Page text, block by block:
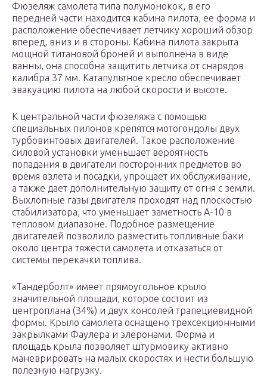
Фюзеляж самолета типа полумонокок, в его
передней части находится кабина пилота, ее форма и
расположение обеспечивает летчику хороший обзор
вперед, вниз и в стороны. Кабина пилота закрыта
мощной титановой броней и выполнена в виде
ванны, она способна защитить летчика от снарядов
калибра 37 мм. Катапультное кресло обеспечивает
эвакуацию пилота на любой скорости и высоте.
К центральной части фюзеляжа с помощью
специальных пилонов крепятся мотогондолы двух
турбовинтовых двигателей. Такое расположение
силовой установки уменьшает вероятность
попадания в двигатели посторонних предметов во
время взлета и посадки, упрощает их обслуживание,
а также дает дополнительную защиту от огня с земли.
Выхлопные газы двигателя проходят над плоскостью
стабилизатора, что уменьшает заметность А-10 в
тепловом диапазоне. Подобное размещение
двигателей позволило разместить топливные баки
около центра тяжести самолета и отказаться от
системы перекачки топлива.
«Тандерболт» имеет прямоугольное крыло
значительной площади, которое состоит из
центроплана (34%) и двух консолей трапециевидной
формы. Крыло самолета оснащено трехсекционными
закрылками Фаулера и элеронами. Форма и
площадь крыла позволяет штурмовику активно
маневрировать на малых скоростях и нести большую
полезную нагрузку.